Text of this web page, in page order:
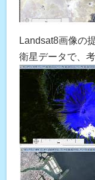
Landsat8画像の
衛星データで、